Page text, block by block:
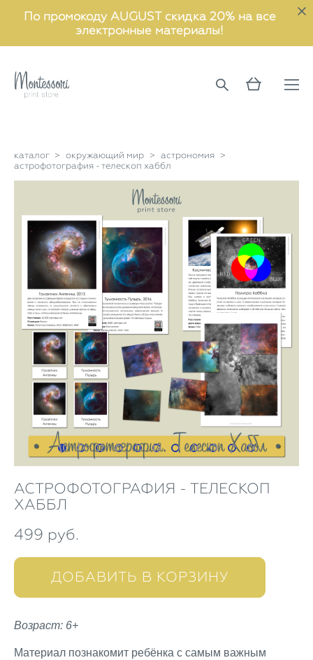
По промокоду AUGUST скидка 20% на все
электронные материалы!
каталог > окружающий мир > астрономия >
астрофотография - телескоп хаббл
АСТРОФОТОГРАФИЯ - ТЕЛЕСКОП
ХАББЛ
499 pуб.
ДОБАВИТЬ В КОРЗИНУ
Возраст: 6+
Материал познакомит ребёнка с самым важным